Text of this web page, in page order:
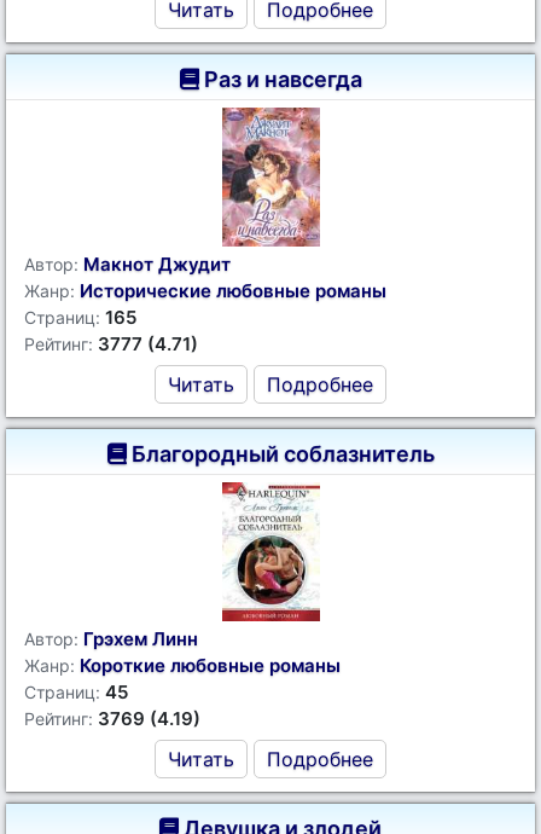
Читать Подробнее
Раз и навсегда
Автор: Макнот Джудит
Жанр: Исторические любовные романы
Страниц: 165
Рейтинг: 3777 (4.71)
Читать Подробнее
Благородный соблазнитель
Автор: Грэхем Линн
Жанр: Короткие любовные романы
Страниц: 45
Рейтинг: 3769 (4.19)
Читать Подробнее
Девушка и злодей